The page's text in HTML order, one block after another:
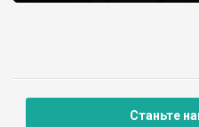
Дунаю перевищує 5
Станьте